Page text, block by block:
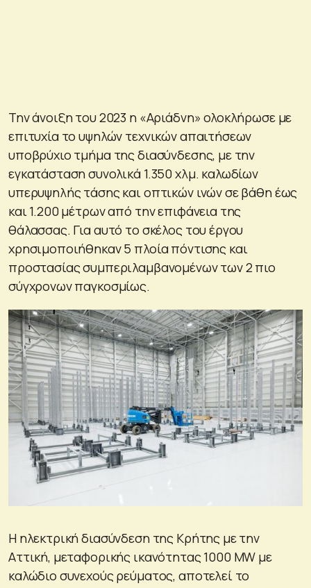
Την άνοιξη του 2023 η «Αριάδνη» ολοκλήρωσε με
επιτυχία το υψηλών τεχνικών απαιτήσεων
υποβρύχιο τμήμα της διασύνδεσης, με την
εγκατάσταση συνολικά 1.350 χλμ. καλωδίων
υπερυψηλής τάσης και οπτικών ινών σε βάθη έως
και 1.200 μέτρων από την επιφάνεια της
θάλασσας. Για αυτό το σκέλος του έργου
χρησιμοποιήθηκαν 5 πλοία πόντισης και
προστασίας συμπεριλαμβανομένων των 2 πιο
σύγχρονων παγκοσμίως.
Η ηλεκτρική διασύνδεση της Κρήτης με την
Αττική, μεταφορικής ικανότητας 1000 MW με
καλώδιο συνεχούς ρεύματος, αποτελεί το